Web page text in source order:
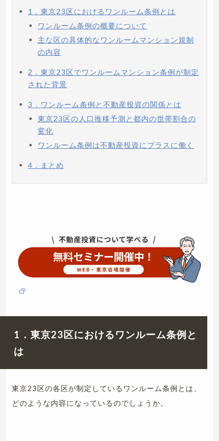
1．東京23区におけるワンルーム条例とは
ワンルーム条例の概要について
主な区の具体的なワンルームマンション規制
の内容
2．東京23区でワンルームマンション条例が制定
された背景
3．ワンルーム条例と不動産投資の関係とは
東京23区の人口推移予測と都内の世帯割合の
変化
ワンルーム条例は不動産投資にプラスに働く
4．まとめ
1．東京23区におけるワンルーム条例と
は
東京23区の各区が制定しているワンルーム条例とは、
どのような内容になっているのでしょうか。